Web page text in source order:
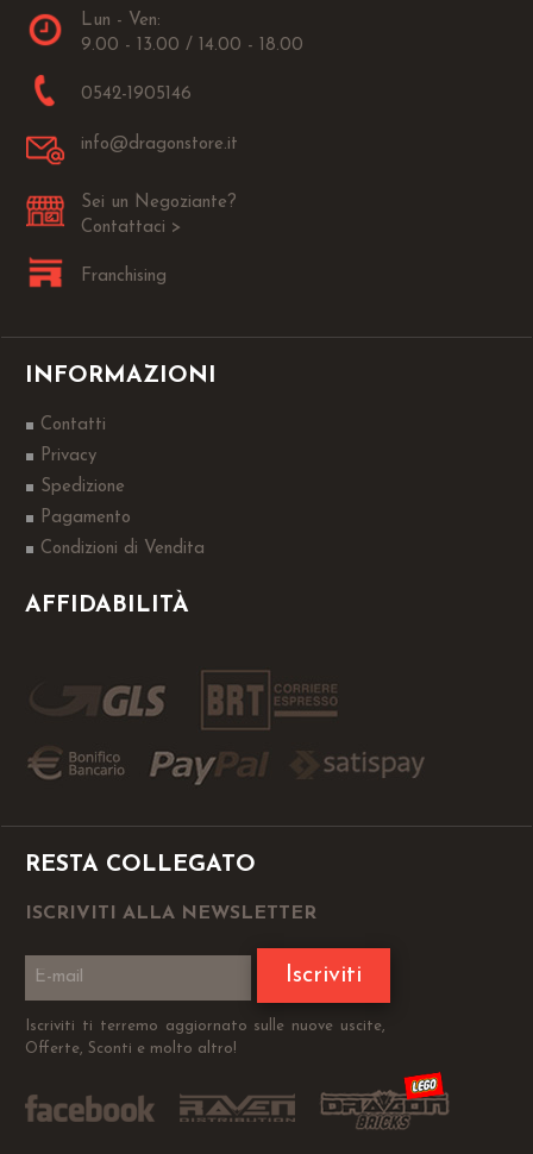
Lun - Ven:
9.00 - 13.00 / 14.00 - 18.00
0542-1905146
info@dragonstore.it
Sei un Negoziante?
Contattaci >
Franchising
INFORMAZIONI
Contatti
Privacy
Spedizione
Pagamento
Condizioni di Vendita
AFFIDABILITÀ
RESTA COLLEGATO
ISCRIVITI ALLA NEWSLETTER
Iscriviti
Iscriviti ti terremo aggiornato sulle nuove uscite,
Offerte, Sconti e molto altro!